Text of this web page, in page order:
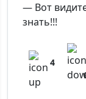
— Вот
знать!!!
4